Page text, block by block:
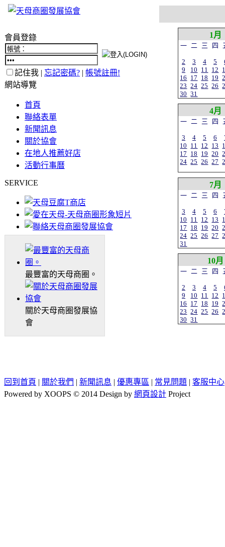
會員登錄
記住我 | 忘記密碼? | 帳號註冊!
網站導覽
首頁
聯絡表單
新聞訊息
關於協會
在地人推薦好店
活動行事曆
SERVICE
最豐富的天母商圈。
關於天母商圈發展協
會
1月
一 二 三 四
2 3 4 5
9
10 11 12
16 17 18 19
23 24 25 26
30 31
4月
一 二 三 四
3 4 5 6
10 11 12 13
17 18 19 20
24 25 26 27
7月
一 二 三 四
3 4 5 6
10 11 12 13
17 18 19 20
24 25 26 27
31
10月
一 二 三 四
2 3 4 5
9
10 11 12
16 17 18 19
23 24 25 26
30 31
回到首頁 | 關於我們 | 新聞訊息 | 優惠專區 | 常見問題 | 客服中心
Powered by XOOPS © 2014 Design by 網頁設計 Project